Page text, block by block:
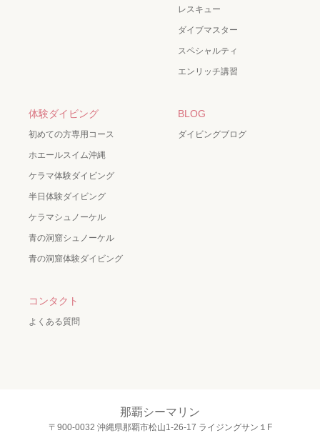
レスキュー
ダイブマスター
スペシャルティ
エンリッチ講習
体験ダイビング
初めての方専用コース
ホエールスイム沖縄
ケラマ体験ダイビング
半日体験ダイビング
ケラマシュノーケル
青の洞窟シュノーケル
青の洞窟体験ダイビング
BLOG
ダイビングブログ
コンタクト
よくある質問
那覇シーマリン
〒900-0032 沖縄県那覇市松山1-26-17 ライジングサン１F